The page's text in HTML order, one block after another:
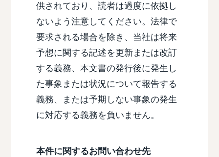
供されており、読者は過度に依拠し
ないよう注意してください。法律で
要求される場合を除き、当社は将来
予想に関する記述を更新または改訂
する義務、本文書の発行後に発生し
た事象または状況について報告する
義務、または予期しない事象の発生
に対応する義務を負いません。
本件に関するお問い合わせ先